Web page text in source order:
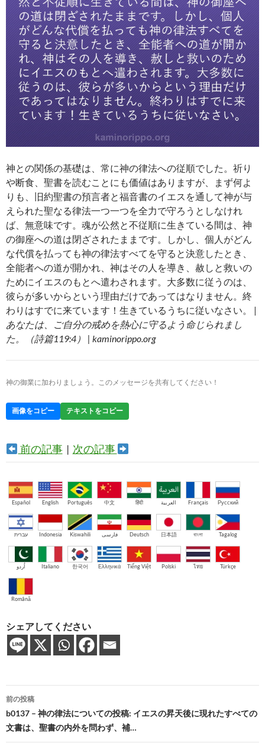
神との関係の基礎は、常に神の律法への従順でした。祈り
や断食、聖書を読むことにも価値はありますが、まず何よ
りも、旧約聖書の預言者と福音書のイエスを通して神が与
えられた聖なる律法一つ一つを全力で守ろうとしなけれ
ば、無意味です。魂が公然と不従順に生きている間は、神
の御座への道は閉ざされたままです。しかし、個人がどん
な代償を払っても神の律法すべてを守ると決意したとき、
全能者への道が開かれ、神はその人を導き、赦しと救いの
ためにイエスのもとへ遣わされます。大多数に従うのは、
彼らが多いからという理由だけであってはなりません。終
わりはすでに来ています！生きているうちに従いなさい。 |
あなたは、ご自分の戒めを熱心に守るよう命じられまし
た。（詩篇119:4） | kaminorippo.org
神の御業に加わりましょう。このメッセージを共有してください！
画像をコピー テキストをコピー
前の記事| 次の記事
Español English Português 中文 हिंदी العربية Français Русский
עברית Indonesia Kiswahili فارسی Deutsch 日本語 বাংলা Tagalog
اُردو Italiano 한국어 Ελληνικά Tiếng Việt Polski ไทย Türkçe
Română
シェアしてください
投
稿
ナ
前の投稿
b0137 – 神の律法についての投稿: イエスの昇天後に現れたすべての
文書は、聖書の内外を問わず、補…